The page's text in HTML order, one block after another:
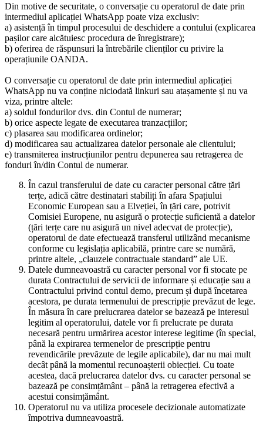
Din motive de securitate, o conversație cu operatorul de date prin
intermediul aplicației WhatsApp poate viza exclusiv:
a) asistență în timpul procesului de deschidere a contului (explicarea
pașilor care alcătuiesc procedura de înregistrare);
b) oferirea de răspunsuri la întrebările clienților cu privire la
operațiunile OANDA.
O conversație cu operatorul de date prin intermediul aplicației
WhatsApp nu va conține niciodată linkuri sau atașamente și nu va
viza, printre altele:
a) soldul fondurilor dvs. din Contul de numerar;
b) orice aspecte legate de executarea tranzacțiilor;
c) plasarea sau modificarea ordinelor;
d) modificarea sau actualizarea datelor personale ale clientului;
e) transmiterea instrucțiunilor pentru depunerea sau retragerea de
fonduri în/din Contul de numerar.
În cazul transferului de date cu caracter personal către țări
terțe, adică către destinatari stabiliți în afara Spațiului
Economic European sau a Elveției, în țări care, potrivit
Comisiei Europene, nu asigură o protecție suficientă a datelor
(țări terțe care nu asigură un nivel adecvat de protecție),
operatorul de date efectuează transferul utilizând mecanisme
conforme cu legislația aplicabilă, printre care se numără,
printre altele, „clauzele contractuale standard” ale UE.
Datele dumneavoastră cu caracter personal vor fi stocate pe
durata Contractului de servicii de informare și educație sau a
Contractului privind contul demo, precum și după încetarea
acestora, pe durata termenului de prescripție prevăzut de lege.
În măsura în care prelucrarea datelor se bazează pe interesul
legitim al operatorului, datele vor fi prelucrate pe durata
necesară pentru urmărirea acestor interese legitime (în special,
până la expirarea termenelor de prescripție pentru
revendicările prevăzute de legile aplicabile), dar nu mai mult
decât până la momentul recunoașterii obiecției. Cu toate
acestea, dacă prelucrarea datelor dvs. cu caracter personal se
bazează pe consimțământ – până la retragerea efectivă a
acestui consimțământ.
Operatorul nu va utiliza procesele decizionale automatizate
împotriva dumneavoastră.